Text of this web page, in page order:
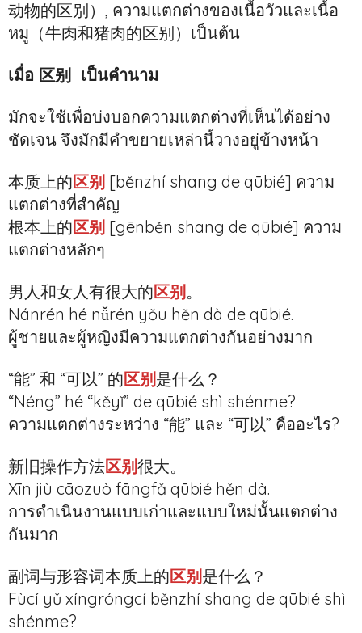
动物的区别）, ความแตกต่างของเนื้อวัวและเนื้อ
หมู（牛肉和猪肉的区别）เป็นต้น
เมื่อ 区别 เป็นคำนาม
มักจะใช้เพื่อบ่งบอกความแตกต่างที่เห็นได้อย่าง
ชัดเจน จึงมักมีคำขยายเหล่านี้วางอยู่ข้างหน้า
本质上的区别 [běnzhí shang de qūbié] ความ
แตกต่างที่สำคัญ
根本上的区别 [gēnběn shang de qūbié] ความ
แตกต่างหลักๆ
男人和女人有很大的区别 。
Nánrén hé nǚrén yǒu hěn dà de qūbié.
ผู้ชายและผู้หญิงมีความแตกต่างกันอย่างมาก
“能” 和 “可以” 的区别 是什么？
“Néng” hé “kěyǐ” de qūbié shì shénme?
ความแตกต่างระหว่าง “能” และ “可以” คืออะไร?
新旧操作方法区别很大。
Xīn jiù cāozuò fāngfǎ qūbié hěn dà.
การดําเนินงานแบบเก่าและแบบใหม่นั้นแตกต่าง
กันมาก
副词与形容词本质上的区别 是什么？
Fùcí yǔ xíngróngcí běnzhí shang de qūbié shì
shénme?